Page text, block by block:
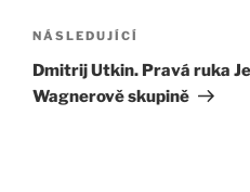
Následující
příspěvek
NÁSLEDUJÍCÍ
Dmitrij Utkin. Pravá ruka
Wagnerově skupině